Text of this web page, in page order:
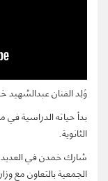
وُلِد الفنان عبدالشهيد
بدأ حياته الدراسية
الثانوية.
شارك خمدن في العديد
الجمعية بالتعاون مع